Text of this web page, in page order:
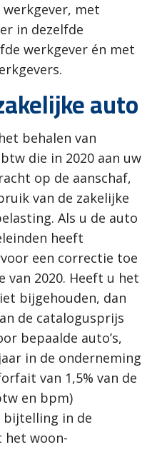
met
in dezelfde
werkgever én met
auto
behalen van
die in 2020 aan uw
op de aanschaf,
van de zakelijke
Als u de auto
heeft
een correctie toe
2020. Heeft u het
bijgehouden, dan
de catalogusprijs
bepaalde auto’s,
in de onderneming
van 1,5% van de
en bpm)
bijtelling in de
het woon-